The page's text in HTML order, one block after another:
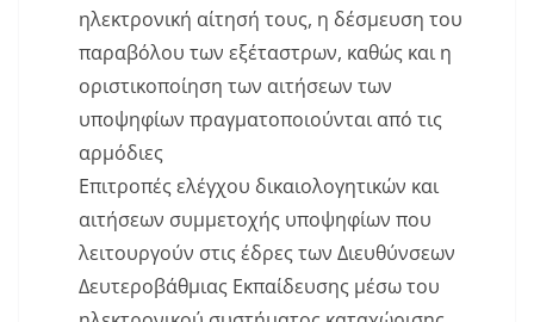
ηλεκτρονική αίτησή τους, η δέσμευση του
παραβόλου των εξέταστρων, καθώς και η
οριστικοποίηση των αιτήσεων των
υποψηφίων πραγματοποιούνται από τις
αρμόδιες
Επιτροπές ελέγχου δικαιολογητικών και
αιτήσεων συμμετοχής υποψηφίων που
λειτουργούν στις έδρες των Διευθύνσεων
Δευτεροβάθμιας Εκπαίδευσης μέσω του